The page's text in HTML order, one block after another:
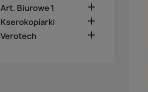
Art. Biurowe 1 
Kserokopiarki 
Verotech 